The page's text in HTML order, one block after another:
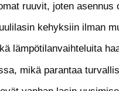
ruuvit, joten
kehyksiin ilman
lämpötilanvaihteluita
mikä parantaa